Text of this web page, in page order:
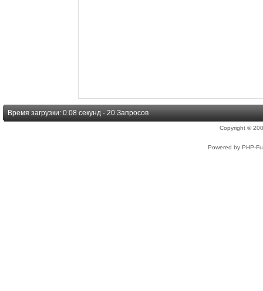
Время загрузки: 0.08 секунд - 20 Запросов
Copyright ©
Powered by PHP-